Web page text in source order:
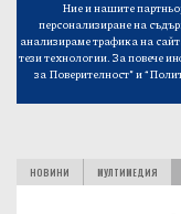
Ние и нашите
персонализиране на
анализираме трафика на
тези технологии. За повече
за Поверителност”и
НОВИНИ МУЛТИМЕДИЯ